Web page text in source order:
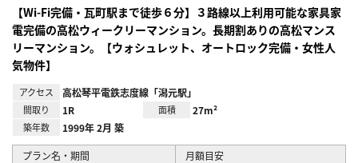
【Wi-Fi完備・瓦町駅まで徒歩６分】３路線以上利用可能な家具家
電完備の高松ウィークリーマンション。長期割ありの高松マンス
リーマンション。【ウォシュレット、オートロック完備・女性人
気物件】
アクセス 高松琴平電鉄志度線「潟元駅」
間取り 1R 面積 27m²
築年数 1999年 2月 築
プラン名・期間 月額目安